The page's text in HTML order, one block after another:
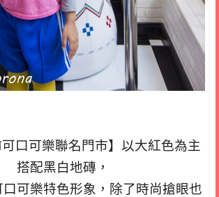
可口可樂聯名門市】以大紅色為主
搭配黑白地磚，
口可樂特色形象，除了時尚搶眼也